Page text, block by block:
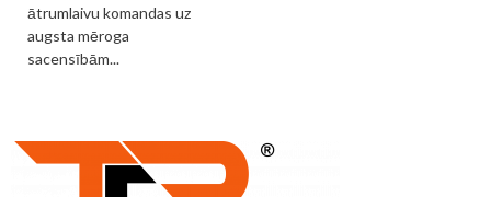
ātrumlaivu komandas uz
augsta mēroga
sacensībām...